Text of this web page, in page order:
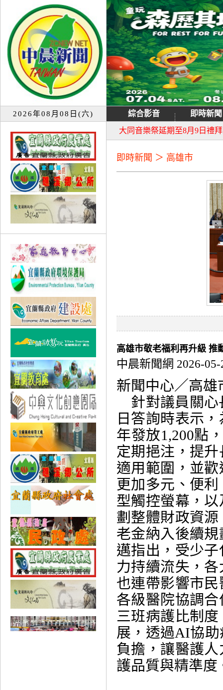
2026年08月08日(六) 綜合影音 即時新聞
宜蘭童玩節7月13日重新開園
大同音樂祭延期至8月9日禮
即時新聞 ＞ 高雄市
高雄市敬老福利再升級
中晨新聞網 2026-05-
新聞中心／高雄
針對議員關心
日答詢時表示
年發放1,200點
定期挹注，提
適用範圍，並
更加多元、便
型觸控螢幕，
劃整體財政資
老金納入後續
邁指出，受少
力持續流失，
也連帶影響市
各級醫院協調
三班病護比制
展，透過AI協
負擔，讓醫護
護品質與精準度